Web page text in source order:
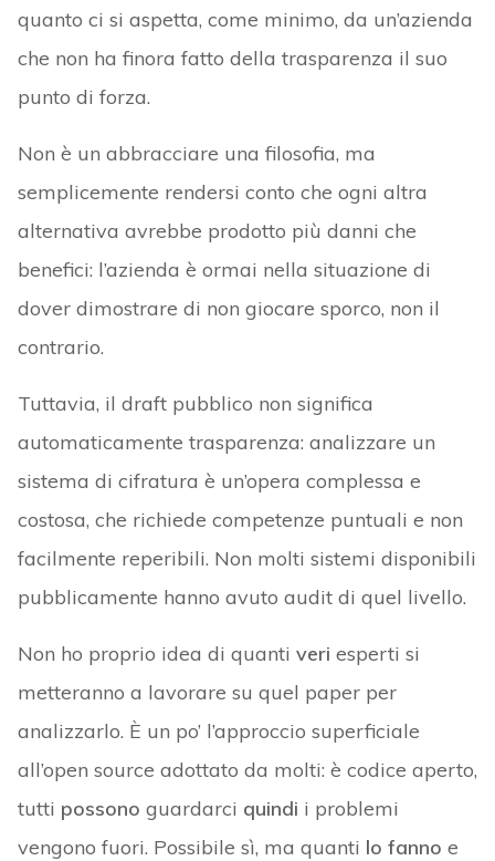
quanto ci si aspetta, come minimo, da un’azienda
che non ha finora fatto della trasparenza il suo
punto di forza.
Non è un abbracciare una filosofia, ma
semplicemente rendersi conto che ogni altra
alternativa avrebbe prodotto più danni che
benefici: l’azienda è ormai nella situazione di
dover dimostrare di non giocare sporco, non il
contrario.
Tuttavia, il draft pubblico non significa
automaticamente trasparenza: analizzare un
sistema di cifratura è un’opera complessa e
costosa, che richiede competenze puntuali e non
facilmente reperibili. Non molti sistemi disponibili
pubblicamente hanno avuto audit di quel livello.
Non ho proprio idea di quanti veri esperti si
metteranno a lavorare su quel paper per
analizzarlo. È un po’ l’approccio superficiale
all’open source adottato da molti: è codice aperto,
tutti possono guardarci quindi i problemi
vengono fuori. Possibile sì, ma quanti lo fanno e